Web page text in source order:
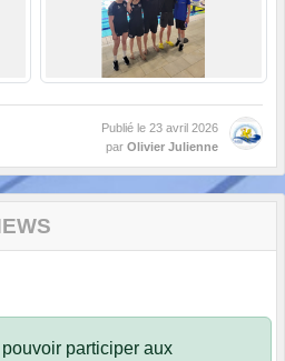
Publié le 23 avril 2026
par Olivier Julienne
participer aux